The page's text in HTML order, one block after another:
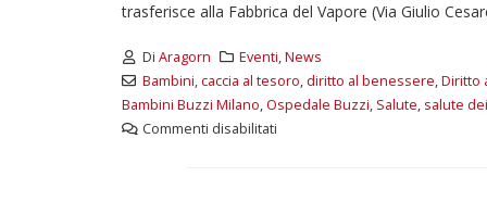
trasferisce alla Fabbrica del Vapore (Via Giulio
Di Aragorn Eventi,News
Bambini,caccia al tesoro,diritto al benessere,Diritto
Bambini Buzzi Milano,Ospedale Buzzi, Salute, salute
Commenti disabilitati